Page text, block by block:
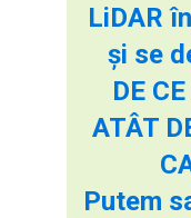
LiDAR
și se
DE
ATÂT
Putem